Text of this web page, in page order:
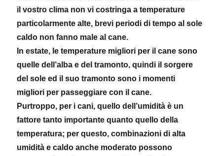
il vostro clima non vi costringa a temperature
particolarmente alte, brevi periodi di tempo al sole
caldo non fanno male al cane.
In estate, le temperature migliori per il cane sono
quelle dell’alba e del tramonto, quindi il sorgere
del sole ed il suo tramonto sono i momenti
migliori per passeggiare con il cane.
Purtroppo, per i cani, quello dell’umidità è un
fattore tanto importante quanto quello della
temperatura; per questo, combinazioni di alta
umidità e caldo anche moderato possono